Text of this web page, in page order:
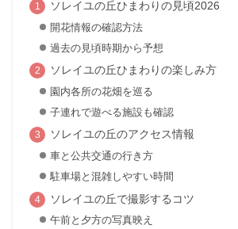
ソレイユの丘ひまわりの見頃2026
開花情報の確認方法
過去の見頃時期から予想
ソレイユの丘ひまわりの楽しみ方
園内各所の花畑を巡る
子連れで遊べる施設も確認
ソレイユの丘のアクセス情報
車と公共交通の行き方
駐車場と混雑しやすい時間
ソレイユの丘で撮影するコツ
午前と夕方の写真映え